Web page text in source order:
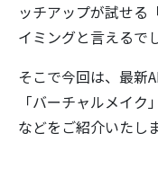
ッチアップが試せる
イミングと言えるで
そこで今回は、最新
「バーチャルメイ
などをご紹介いたしま